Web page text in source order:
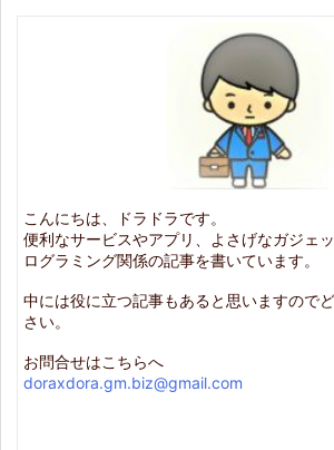
こんにちは、ドラドラです。
便利なサービスやアプリ、よさげなガジェ
ログラミング関係の記事を書いています。
中には役に立つ記事もあると思いますので
さい。
お問合せはこちらへ
doraxdora.gm.biz@gmail.com